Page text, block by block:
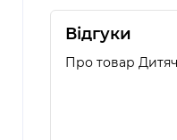
Відгуки
Про товар